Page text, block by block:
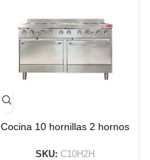
Cocina 10 hornillas 2 hornos
SKU: C10H2H